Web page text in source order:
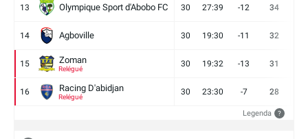
13 Olympique Sport d'Abobo FC 30 27:39 -12 34
14 Agboville 30 19:30 -11 32
15 Zoman
Relégué
30 19:32 -13 31
16 Racing D'abidjan
Relégué
30 23:30 -7 28
Legenda ?